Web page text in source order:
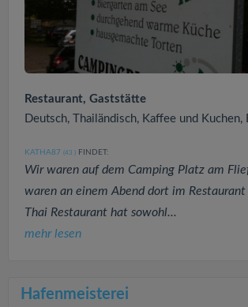
Restaurant, Gaststätte
Deutsch, Thailändisch, Kaffee und Kuchen,
KATHA87 (43 ) FINDET:
Wir waren auf dem Camping Platz am
waren an einem Abend dort im Restaurant
Thai Restaurant hat sowohl...
mehr lesen
Hafenmeisterei